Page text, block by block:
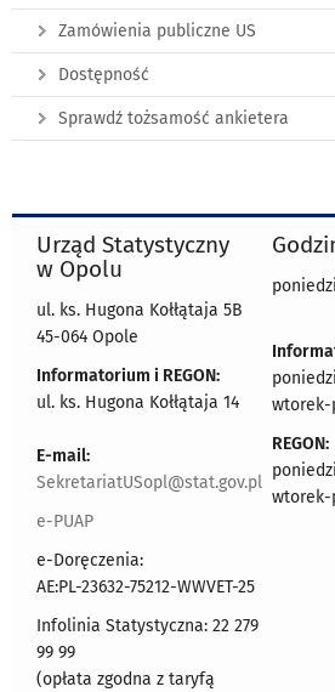
Zamówienia publiczne US
Dostępność
Sprawdź tożsamość ankietera
Urząd Statystyczny
w Opolu
ul. ks. Hugona Kołłątaja 5B
45-064 Opole
Informatorium i REGON:
ul. ks. Hugona Kołłątaja 14
E-mail:
SekretariatUSopl@stat.gov.pl
e-PUAP
e-Doręczenia:
AE:PL-23632-75212-WWVET-25
Infolinia Statystyczna: 22 279
99 99
(opłata zgodna z taryfą
wtorek-
REGON:
wtorek-